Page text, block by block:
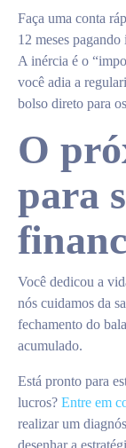
Faça uma conta
12 meses
A inércia é o
você adia a
bolso direto para
O
para
Você dedicou a
nós cuidamos da
fechamento do
acumulado.
Está pronto para
lucros? Entre em
realizar um
desenhar a